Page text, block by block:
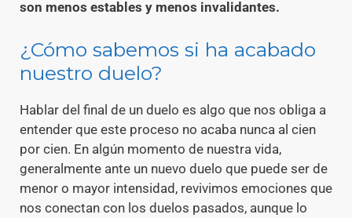
son menos estables y menos invalidantes.
¿Cómo sabemos si ha acabado
nuestro duelo?
Hablar del final de un duelo es algo que nos obliga a
entender que este proceso no acaba nunca al cien
por cien. En algún momento de nuestra vida,
generalmente ante un nuevo duelo que puede ser de
menor o mayor intensidad, revivimos emociones que
nos conectan con los duelos pasados, aunque lo